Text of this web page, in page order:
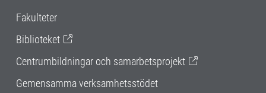
Fakulteter
Biblioteket
Centrumbildningar och samarbetsprojekt
Gemensamma verksamhetsstödet